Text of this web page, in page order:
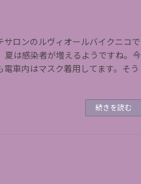
ロンのルヴィオールバイクニコで
夏は感染者が増えるようですね。今
車内はマスク着用してます。そう
続きを読む